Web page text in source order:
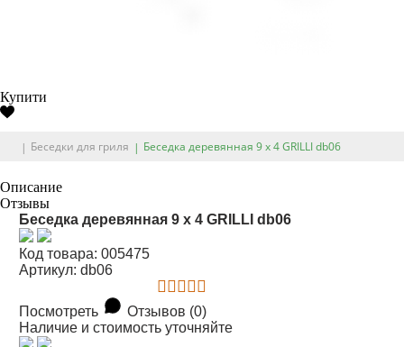
Купити
Беседки для гриля Беседка деревянная 9 х 4 GRILLI db06
Описание
Отзывы
Беседка деревянная 9 х 4 GRILLI db06
Код товара: 005475
Артикул: db06
Посмотреть
Отзывов (0)
Наличие и стоимость уточняйте